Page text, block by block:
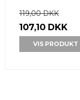
119,00 DKK
107,10 DKK
VIS PRODUKT